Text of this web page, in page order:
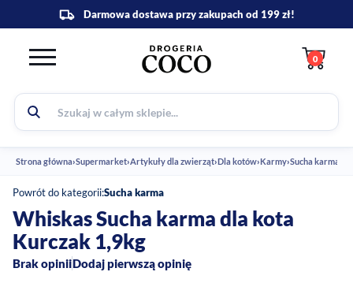
0
Strona główna›Supermarket›Artykuły dla zwierząt›Dla kotów›Karmy›Sucha karma
Powrót do kategorii:Sucha karma
Whiskas Sucha karma dla kota
Kurczak 1,9kg
Brak opiniiDodaj pierwszą opinię